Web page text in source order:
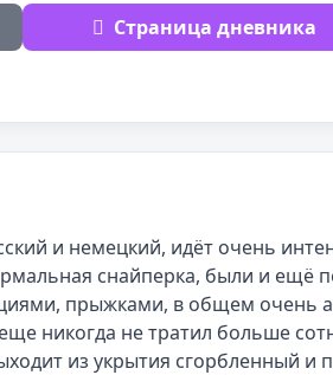
Страница дневника
и немецкий, идёт очень
снайперка, были и ещё
прыжками, в общем очень
никогда не тратил больше
из укрытия сгорбленный и